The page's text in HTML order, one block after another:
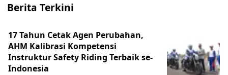
Berita Terkini
17 Tahun Cetak Agen Perubahan,
AHM Kalibrasi Kompetensi
Instruktur Safety Riding Terbaik se-
Indonesia